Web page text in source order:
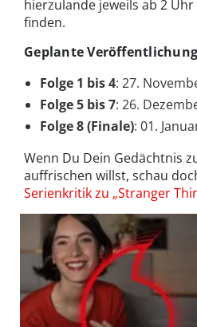
hierzulande jeweils ab 2
finden.
Geplante
Folge 1 bis 4: 27.
Folge 5 bis 7: 26.
Folge 8 (Finale): 01.
Wenn Du Dein Gedächt­nis
auf­frischen willst, schau
Serienkri­tik zu „Stranger